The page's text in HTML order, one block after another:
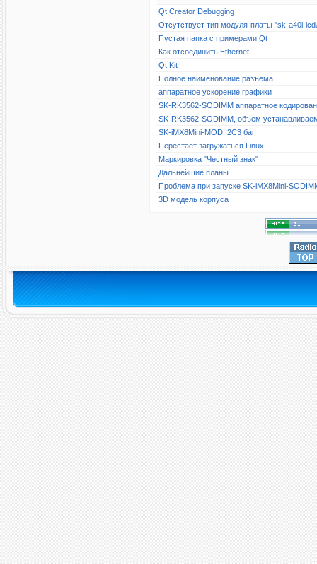
Qt Creator Debugging
Отсутствует тип модуля-платы "sk-a40i-
Пустая папка с примерами Qt
Как отсоединить Ethernet
Qt Kit
Полное наименование разъёма
аппаратное ускорение графики
SK-RK3562-SODIMM аппаратное
SK-RK3562-SODIMM, объем
SK-iMX8Mini-MOD I2C3 баг
Перестает загружаться Linux
Маркировка "Честный знак"
Дальнейшие планы
Проблема при запуске SK-iMX8Mini-
3D модель корпуса